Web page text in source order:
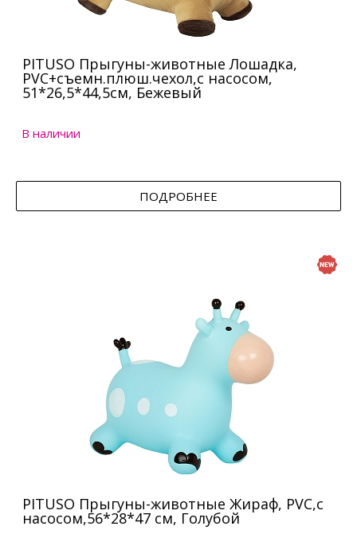
PITUSO Прыгуны-животные Лошадка,
PVC+съемн.плюш.чехол,с насосом,
51*26,5*44,5см, Бежевый
В наличии
ПОДРОБНЕЕ
PITUSO Прыгуны-животные Жираф, PVC,с
насосом,56*28*47 см, Голубой